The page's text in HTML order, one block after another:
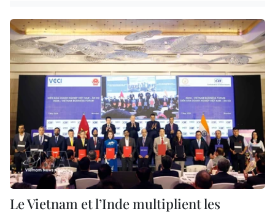
Le Vietnam et l’Inde multiplient les